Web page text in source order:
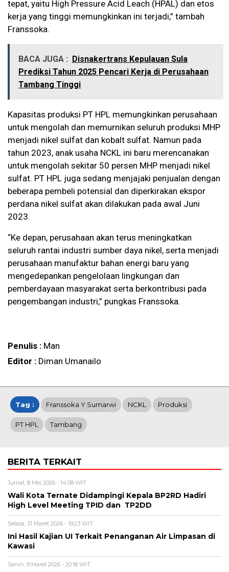
tepat, yaitu High Pressure Acid Leach (HPAL) dan etos
kerja yang tinggi memungkinkan ini terjadi,” tambah
Franssoka.
BACA JUGA : Disnakertrans Kepulauan Sula
Prediksi Tahun 2025 Pencari Kerja di Perusahaan
Tambang Tinggi
Kapasitas produksi PT HPL memungkinkan perusahaan
untuk mengolah dan memurnikan seluruh produksi MHP
menjadi nikel sulfat dan kobalt sulfat. Namun pada
tahun 2023, anak usaha NCKL ini baru merencanakan
untuk mengolah sekitar 50 persen MHP menjadi nikel
sulfat. PT HPL juga sedang menjajaki penjualan dengan
beberapa pembeli potensial dan diperkirakan ekspor
perdana nikel sulfat akan dilakukan pada awal Juni
2023.
“Ke depan, perusahaan akan terus meningkatkan
seluruh rantai industri sumber daya nikel, serta menjadi
perusahaan manufaktur bahan energi baru yang
mengedepankan pengelolaan lingkungan dan
pemberdayaan masyarakat serta berkontribusi pada
pengembangan industri,” pungkas Franssoka.
Penulis : Man
Editor : Diman Umanailo
Tag : Franssoka Y Sumarwi NCKL Produksi
PT HPL Tambang
BERITA TERKAIT
Jumat, 8 Mei 2026 - 14:08 WIT
Wali Kota Ternate Didampingi Kepala BP2RD Hadiri
High Level Meeting TPID dan TP2DD
Selasa, 31 Maret 2026 - 19:23 WIT
Ini Hasil Kajian UI Terkait Penanganan Air Limpasan di
Kawasi
Senin, 9 Maret 2026 - 20:18 WIT